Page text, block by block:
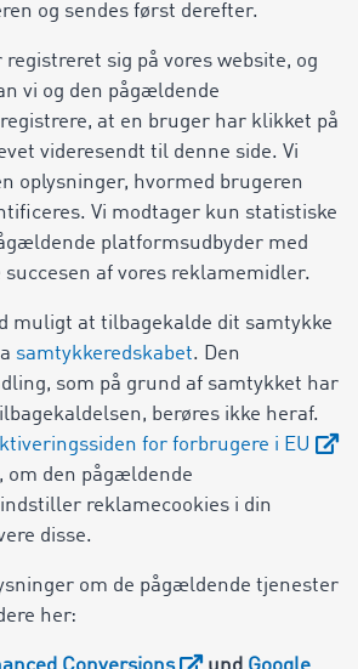
og sendes først derefter.
sig på vores website, og
vi og den pågældende
at en bruger har klikket på
videresendt til denne side. Vi
oplysninger, hvormed brugeren
Vi modtager kun statistiske
platformsudbyder med
af vores reklamemidler.
muligt at tilbagekalde dit samtykke
samtykkeredskabet. Den
som på grund af samtykket har
berøres ikke heraf.
for forbrugere i EU
om den pågældende
reklamecookies i din
disse.
om de pågældende tjenester
her: